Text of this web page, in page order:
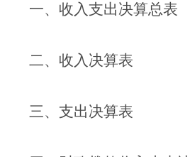
一、收入支出决算总表
二、收入决算表
三、支出决算表